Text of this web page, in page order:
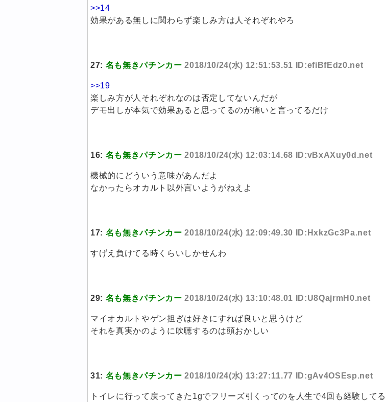
>>14
効果がある無しに関わらず楽しみ方は人それぞれやろ
27: 名も無きパチンカー 2018/10/24(水) 12:51:53.51 ID:efiBfEdz0.net
>>19
楽しみ方が人それぞれなのは否定してないんだが
デモ出しが本気で効果あると思ってるのが痛いと言ってるだけ
16: 名も無きパチンカー 2018/10/24(水) 12:03:14.68 ID:vBxAXuy0d.net
機械的にどういう意味があんだよ
なかったらオカルト以外言いようがねえよ
17: 名も無きパチンカー 2018/10/24(水) 12:09:49.30 ID:HxkzGc3Pa.net
すげえ負けてる時くらいしかせんわ
29: 名も無きパチンカー 2018/10/24(水) 13:10:48.01 ID:U8QajrmH0.net
マイオカルトやゲン担ぎは好きにすれば良いと思うけど
それを真実かのように吹聴するのは頭おかしい
31: 名も無きパチンカー 2018/10/24(水) 13:27:11.77 ID:gAv4OSEsp.net
トイレに行って戻ってきた1gでフリーズ引くってのを人生で4回も経験してる